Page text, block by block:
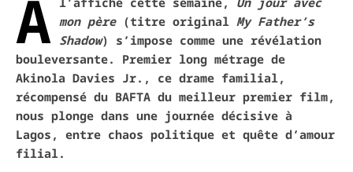
À mon père(titre original My Father’s
Shadow) s’impose comme une révélation
bouleversante. Premier long métrage de
Akinola Davies Jr. , ce drame familial,
récompensé du BAFTA du meilleur premier film,
nous plonge dans une journée décisive à
Lagos, entre chaos politique et quête d’amour
filial.